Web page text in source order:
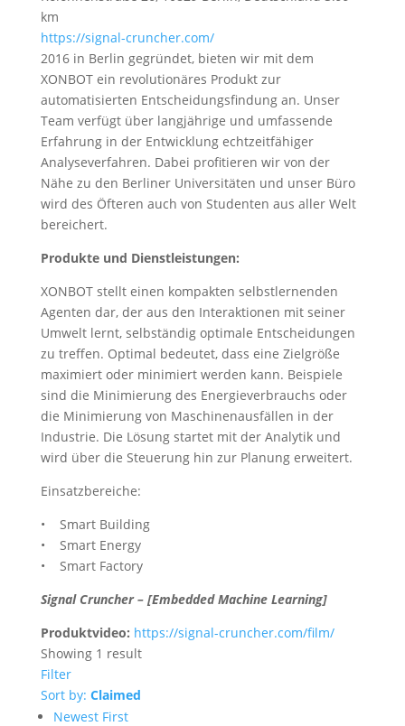
km
https://signal-cruncher.com/
2016 in Berlin gegründet, bieten wir mit dem
XONBOT ein revolutionäres Produkt zur
automatisierten Entscheidungsfindung an. Unser
Team verfügt über langjährige und umfassende
Erfahrung in der Entwicklung echtzeitfähiger
Analyseverfahren. Dabei profitieren wir von der
Nähe zu den Berliner Universitäten und unser Büro
wird des Öfteren auch von Studenten aus aller Welt
bereichert.
Produkte und Dienstleistungen:
XONBOT stellt einen kompakten selbstlernenden
Agenten dar, der aus den Interaktionen mit seiner
Umwelt lernt, selbständig optimale Entscheidungen
zu treffen. Optimal bedeutet, dass eine Zielgröße
maximiert oder minimiert werden kann. Beispiele
sind die Minimierung des Energieverbrauchs oder
die Minimierung von Maschinenausfällen in der
Industrie. Die Lösung startet mit der Analytik und
wird über die Steuerung hin zur Planung erweitert.
Einsatzbereiche:
• Smart Building
• Smart Energy
• Smart Factory
Signal Cruncher – [Embedded Machine Learning]
Produktvideo: https://signal-cruncher.com/film/
Showing 1 result
Filter
Sort by: Claimed
Newest First